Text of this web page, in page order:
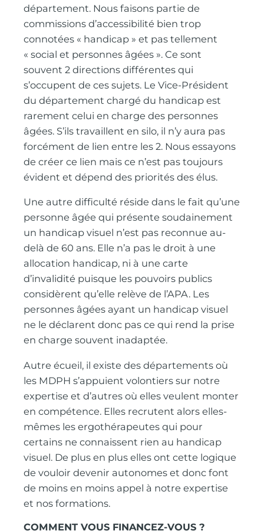
département. Nous faisons partie de
commissions d’accessibilité bien trop
connotées « handicap » et pas tellement
« social et personnes âgées ». Ce sont
souvent 2 directions différentes qui
s’occupent de ces sujets. Le Vice-Président
du département chargé du handicap est
rarement celui en charge des personnes
âgées. S’ils travaillent en silo, il n’y aura pas
forcément de lien entre les 2. Nous essayons
de créer ce lien mais ce n’est pas toujours
évident et dépend des priorités des élus.
Une autre difficulté réside dans le fait qu’une
personne âgée qui présente soudainement
un handicap visuel n’est pas reconnue au-
delà de 60 ans. Elle n’a pas le droit à une
allocation handicap, ni à une carte
d’invalidité puisque les pouvoirs publics
considèrent qu’elle relève de l’APA. Les
personnes âgées ayant un handicap visuel
ne le déclarent donc pas ce qui rend la prise
en charge souvent inadaptée.
Autre écueil, il existe des départements où
les MDPH s’appuient volontiers sur notre
expertise et d’autres où elles veulent monter
en compétence. Elles recrutent alors elles-
mêmes les ergothérapeutes qui pour
certains ne connaissent rien au handicap
visuel. De plus en plus elles ont cette logique
de vouloir devenir autonomes et donc font
de moins en moins appel à notre expertise
et nos formations.
COMMENT VOUS FINANCEZ-VOUS ?